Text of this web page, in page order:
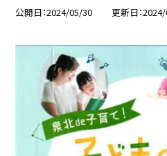
公開日 2024/05/30 更新日